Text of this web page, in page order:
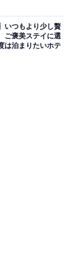
です。「万代
を引き、6つの
内風呂付や露
。館内には花
心である湯畑
です。
いつもより少し贅
ご褒美ステイに選
は泊まりたいホテ